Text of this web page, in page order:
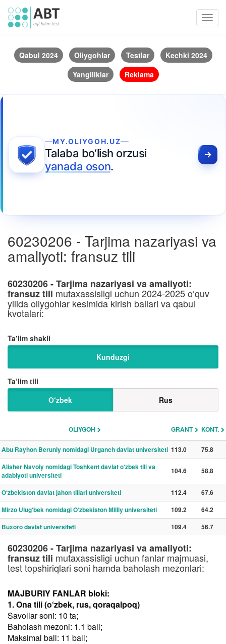
Qabul 2024 Oliygohlar Testlar
Kechki 2024
Yangiliklar
Reklama
MY.OLIYGOH.UZ
Talaba bo‘lish orzusi
yanada oson.
60230206 - Tarjima nazariyasi va
amaliyoti: fransuz tili
60230206 - Tarjima nazariyasi va amaliyoti:
fransuz tili mutaxassisligi uchun 2024-2025 o‘quv
yilida oliygohlar kesimida kirish ballari va qabul
kvotalari:
Taʼlim shakli
Kunduzgi
Ta’lim tili
O‘zbek
Rus
OLIYGOH GRANT KONT.
Abu Rayhon Beruniy nomidagi Urganch davlat universiteti 113.0
75.8
Alisher Navoiy nomidagi Toshkent davlat o‘zbek tili va
adabiyoti universiteti
104.6 58.8
O‘zbekiston davlat jahon tillari universiteti 112.4
67.6
Mirzo Ulug‘bek nomidagi O‘zbekiston Milliy universiteti
109.2
64.2
Buxoro davlat universiteti
109.4 56.7
60230206 - Tarjima nazariyasi va amaliyoti:
fransuz tili mutaxassisligi uchun fanlar majmuasi,
test topshiriqlari soni hamda baholash mezonlari:
MAJBURIY FANLAR bloki:
1. Ona tili (o‘zbek, rus, qoraqalpoq)
Savollar soni: 10 ta;
Baholash mezoni: 1.1 ball;
Maksimal ball: 11 ball;